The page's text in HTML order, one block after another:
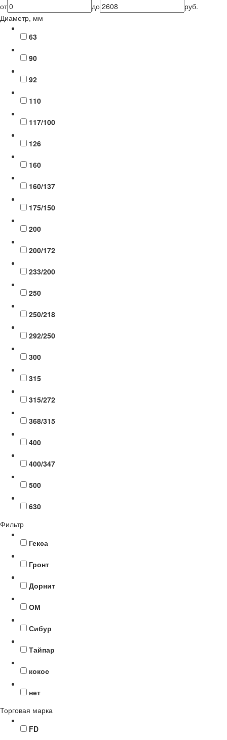
от
до
руб.
Диаметр, мм
63
90
92
110
117/100
126
160
160/137
175/150
200
200/172
233/200
250
250/218
292/250
300
315
315/272
368/315
400
400/347
500
630
Фильтр
Гекса
Гронт
Дорнит
ОМ
Сибур
Тайпар
кокос
нет
Торговая марка
FD